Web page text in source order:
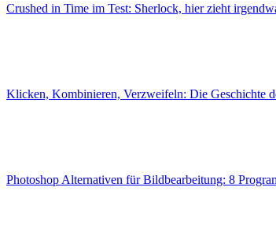
Crushed in Time im Test: Sherlock, hier zieht
Klicken, Kombinieren, Verzweifeln: Die Geschichte
Photoshop Alternativen für Bildbearbeitung: 8